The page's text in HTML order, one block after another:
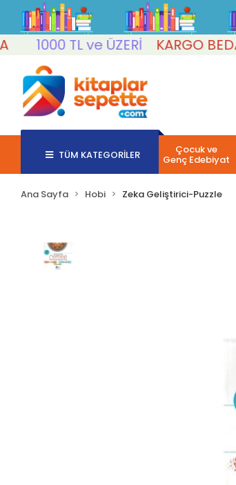
1000 TL ve ÜZERİ
KARGO BEDAVA
TÜM KATEGORİLER Çocuk ve
Genç Edebiyat
Ana Sayfa Hobi Zeka Geliştirici-Puzzle